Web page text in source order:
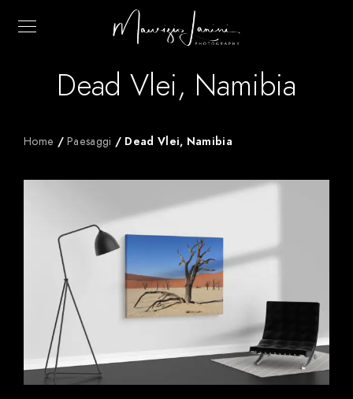
Dead Vlei, Namibia
Home /Paesaggi / Dead Vlei, Namibia